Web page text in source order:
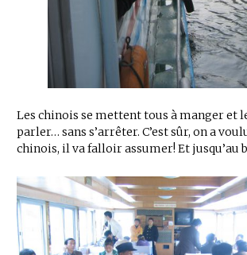
Les chinois se mettent tous à manger et
parler… sans s’arrêter. C’est sûr, on a
chinois, il va falloir assumer! Et jusqu’au